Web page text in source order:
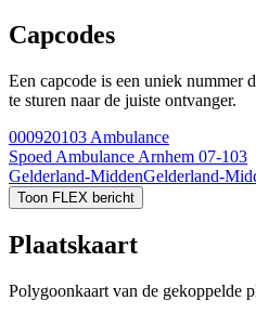
Capcodes
Een capcode is een uniek nummer
te sturen naar de juiste ontvanger.
000920103 Ambulance
Spoed Ambulance Arnhem 07-103
Gelderland-MiddenGelderland-
Toon FLEX bericht
Plaatskaart
Polygoonkaart van de gekoppelde